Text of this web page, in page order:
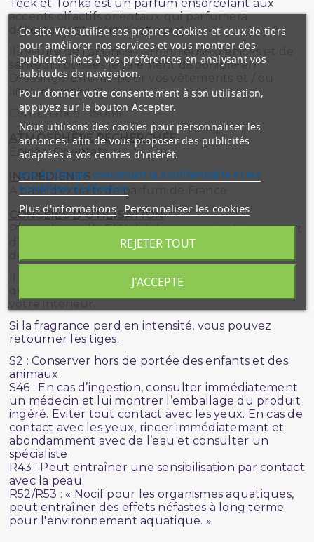
Teck et Tonka est un parfum ensorcelant aux
accents olfactifs orientaux qui parfumera
délicatement votre chez-vous.
Il résulte de l’alliance harmonieuse d’épices et de
senteurs boisées (également disponible en
Dressing Perfume pour vos vêtements et / ou
linge de maison).
Contenance : 150ml
ATMOSPHÈRE RECHERCHÉE
Épicée, Orientale
INGRÉDIENTS
A base d'extraits de parfum de France
CONSEILS D'UTILISATION
Placez le capilla El Nabil dans votre intérieur avant
d’y glisser les tiges de bois afin qu’elles s’imbibent
Il suffit de quelques secondes seulement pour
que la fragrance se diffuse par capillarité dans
Si la fragrance perd en intensité, vous pouvez
retourner les tiges.
S2 : Conserver hors de portée des enfants et des
animaux.
S46 : En cas d’ingestion, consulter immédiatement
un médecin et lui montrer l’emballage du produit
ingéré. Eviter tout contact avec les yeux. En cas de
contact avec les yeux, rincer immédiatement et
abondamment avec de l’eau et consulter un
spécialiste.
R43 : Peut entraîner une sensibilisation par contact
avec la peau.
R52/R53 : « Nocif pour les organismes aquatiques,
peut entraîner des effets néfastes à long terme
pour l'environnement aquatique. »
Ce site Web utilise ses propres cookies et ceux de tiers
pour améliorer nos services et vous montrer des
publicités liées à vos préférences en analysant vos
habitudes de navigation.
Pour donner votre consentement à son utilisation,
appuyez sur le bouton Accepter.
Nous utilisons des cookies pour personnaliser les
annonces, afin de vous proposer des publicités
adaptées à vos centres d'intérêt.
site de Google concernant la confidentialité et les
conditions d'utilisation
Plus d'informations Personnaliser les cookies
REJETER TOUT
J'ACCEPTE